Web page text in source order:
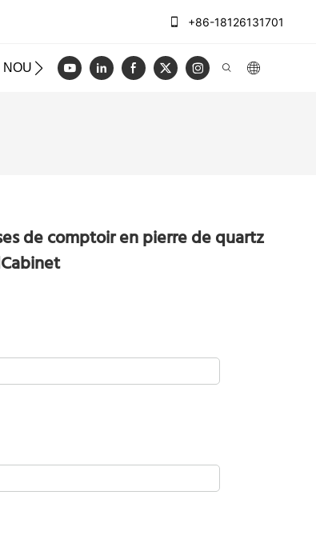
+86-18126131701
NOUS CAS BLOG VIDÉO NOUS
de comptoir en pierre de quartz